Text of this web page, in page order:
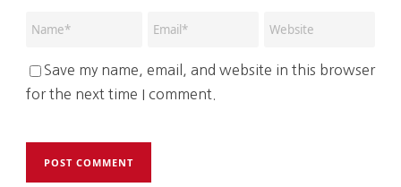
Save my name, email, and website in this browser
for the next time I comment.